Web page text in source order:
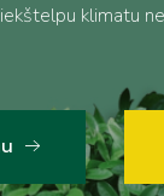
klimatu